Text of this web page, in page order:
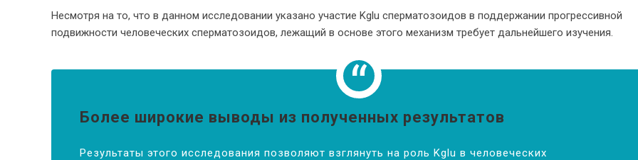
Несмотря на то, что в данном исследовании указано участие Kglu сперматозоидов в поддержании прогрессивной
подвижности человеческих сперматозоидов, лежащий в основе этого механизм требует дальнейшего изучения.
Более широкие выводы из полученных результатов
Результаты этого исследования позволяют взглянуть на роль Kglu в человеческих